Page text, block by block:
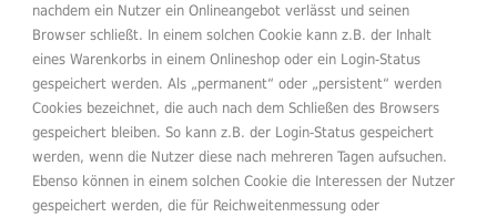
nachdem ein Nutzer ein Onlineangebot verlässt und seinen
Browser schließt. In einem solchen Cookie kann z.B. der Inhalt
eines Warenkorbs in einem Onlineshop oder ein Login-Status
gespeichert werden. Als „permanent“ oder „persistent“ werden
Cookies bezeichnet, die auch nach dem Schließen des Browsers
gespeichert bleiben. So kann z.B. der Login-Status gespeichert
werden, wenn die Nutzer diese nach mehreren Tagen aufsuchen.
Ebenso können in einem solchen Cookie die Interessen der Nutzer
gespeichert werden, die für Reichweitenmessung oder